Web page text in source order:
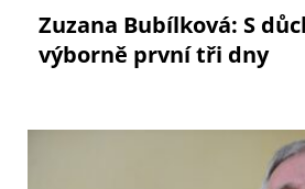
Zuzana Bubílková: S
výborně první tři dny